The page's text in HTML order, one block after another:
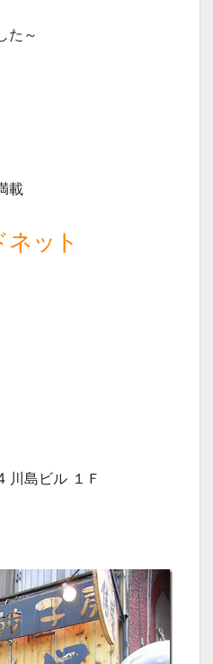
た～
載
ネット
川島ビル １Ｆ